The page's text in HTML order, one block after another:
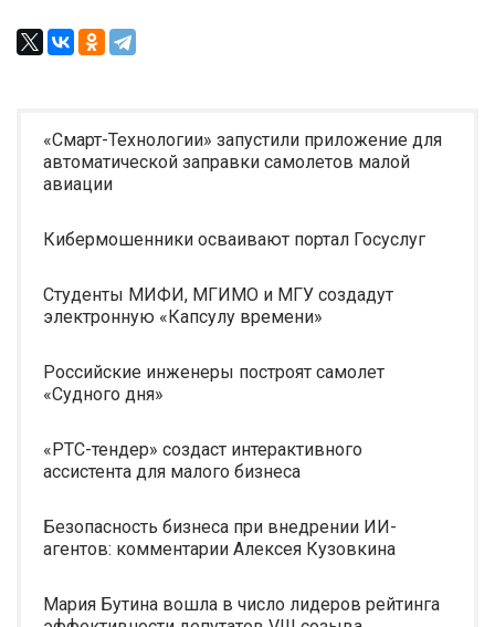
«Смарт-Технологии» запустили приложение для
автоматической заправки самолетов малой
авиации
Кибермошенники осваивают портал Госуслуг
Студенты МИФИ, МГИМО и МГУ создадут
электронную «Капсулу времени»
Российские инженеры построят самолет
«Судного дня»
«РТС-тендер» создаст интерактивного
ассистента для малого бизнеса
Безопасность бизнеса при внедрении ИИ-
агентов: комментарии Алексея Кузовкина
Мария Бутина вошла в число лидеров рейтинга